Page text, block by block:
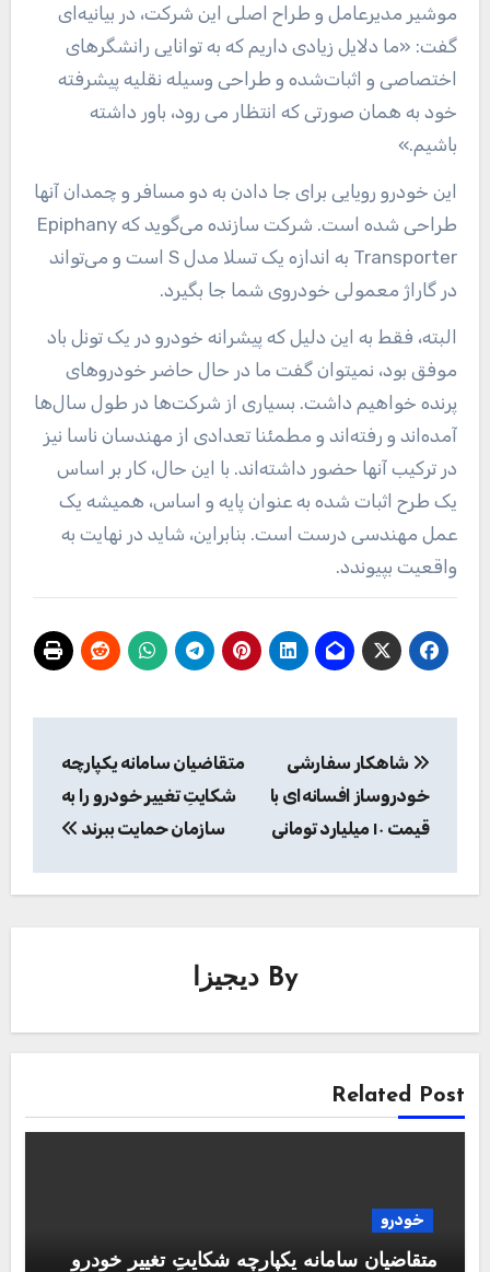
موشیر مدیرعامل و طراح اصلی این شرکت، در بیانیه‌ای
گفت: «ما دلایل زیادی داریم که به توانایی رانشگرهای
اختصاصی و اثبات‌شده و طراحی وسیله نقلیه پیشرفته
خود به همان صورتی که انتظار می رود، باور داشته
باشیم.»
این خودرو رویایی برای جا دادن به دو مسافر و چمدان آنها
طراحی شده است. شرکت سازنده می‌گوید که Epiphany
Transporter به اندازه یک تسلا مدل S است و می‌تواند
در گاراژ معمولی خودروی شما جا بگیرد.
البته، فقط به این دلیل که پیشرانه خودرو در یک تونل باد
موفق بود، نمیتوان گفت ما در حال حاضر خودروهای
پرنده خواهیم داشت. بسیاری از شرکت‌ها در طول سال‌ها
آمده‌اند و رفته‌اند و مطمئنا تعدادی از مهندسان ناسا نیز
در ترکیب آنها حضور داشته‌اند. با این حال، کار بر اساس
یک طرح اثبات شده به عنوان پایه و اساس، همیشه یک
عمل مهندسی درست است. بنابراین، شاید در نهایت به
واقعیت بپیوندد.
نوشته
شاهکار سفارشی
خودروساز افسانه‌ای با
قیمت ۱۰ میلیارد تومانی
متقاضیان سامانه یکپارچه
شکایتِ تغییر خودرو را به
سازمان حمایت ببرند‌
By دیجیزا
Related Post
خودرو
متقاضیان سامانه یکپارچه شکایتِ تغییر خودرو